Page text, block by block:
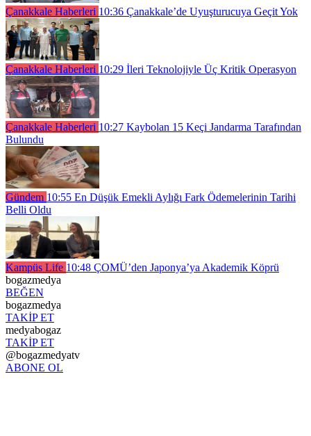
Çanakkale Haberleri 10:36 Çanakkale’de Uyuşturucuya Geçit Yok
Çanakkale Haberleri 10:29 İleri Teknolojiyle Üç Kritik Operasyon
Çanakkale Haberleri 10:27 Kaybolan 15 Keçi Jandarma Tarafından
Bulundu
Gündem 10:55 En Düşük Emekli Aylığı Fark Ödemelerinin Tarihi
Belli Oldu
Kampüs Life 10:48 ÇOMÜ’den Japonya’ya Akademik Köprü
bogazmedya
BEĞEN
bogazmedya
TAKİP ET
medyabogaz
TAKİP ET
@bogazmedyatv
ABONE OL